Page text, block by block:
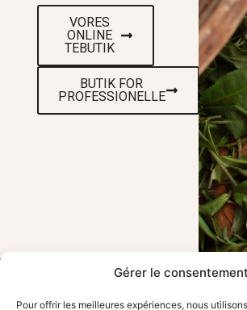
Gérer le consentement
Pour offrir les meilleures expériences, nous
VORES
ONLINE
TEBUTIK
BUTIK FOR
PROFESSIONELLE